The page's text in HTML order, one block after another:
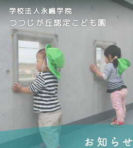
学校法人永嶋学院
つつじが丘認定こども園
お知らせ